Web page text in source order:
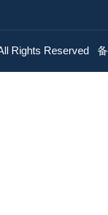
Rights Reserved